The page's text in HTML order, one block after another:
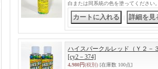
白または同系統の色を塗ってくださ
ハイスパークルレッド（Ｙ２－
[cy2－374]
4,980円(税別) [在庫数 100点]